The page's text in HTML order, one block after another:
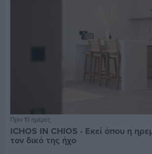
Πριν 10 ημέρες
ICHOS IN CHIOS - Εκεί όπου η
τον δικό της ήχο